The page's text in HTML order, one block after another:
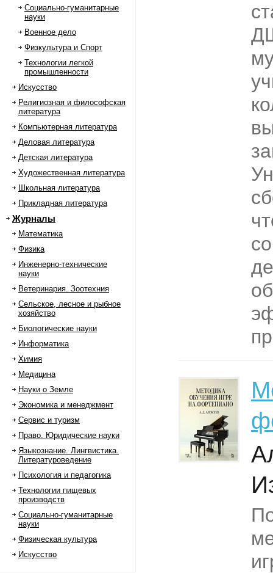
Социально-гуманитарные
науки
Военное дело
Физкультура и Спорт
Технологии легкой
промышленности
Искусство
Религиозная и философская
литература
Компьютерная литература
Деловая литература
Детская литература
Художественная литература
Школьная литература
Прикладная литература
Журналы
Математика
Физика
Инженерно-технические
науки
Ветеринария. Зоотехния
Сельское, лесное и рыбное
хозяйство
Биологические науки
Информатика
Химия
Медицина
Науки о Земле
Экономика и менеджмент
Сервис и туризм
Право. Юридические науки
Языкознание. Лингвистика.
Литературоведение
Психология и педагогика
Технологии пищевых
производств
Социально-гуманитарные
науки
Физическая культура
Искусство